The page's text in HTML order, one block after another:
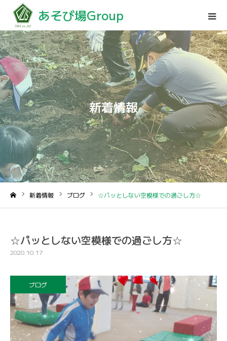
あそび場Group
新着情報
新着情報 ブログ ☆パッとしない空模様での過ごし方☆
☆パッとしない空模様での過ごし方☆
2020.10.17
ブログ